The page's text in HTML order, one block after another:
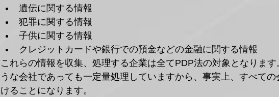
遺伝に関する情報
犯罪に関する情報
子供に関する情報
クレジットカードや銀行での預金などの金融に関する情報
これらの情報を収集、処理する企業は全てPDP法の対象となりま
うな会社であっても一定量処理していますから、事実上、すべて
けることになります。